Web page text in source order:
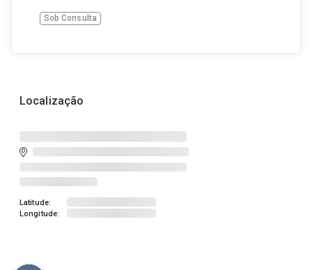
Sob Consulta
Localização
Latitude:
Longitude: